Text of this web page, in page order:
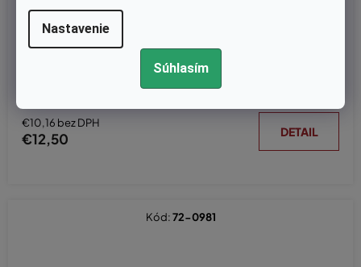
Nastavenie
Súhlasím
Nôž 53 cm Stiga Combi 55Q, Combi 55SQ, Combi 555EQ, Com
bi SQB, Combi SVQB, Combi SEQ, Experience Combi 55 SQH, V
ari MP1 554, MacAllister MLMP 160H-53, Alpina AL653, Castelga
ginál 181004409/0
€10,16 bez DPH
€12,50 DETAIL
Kód:72-0981